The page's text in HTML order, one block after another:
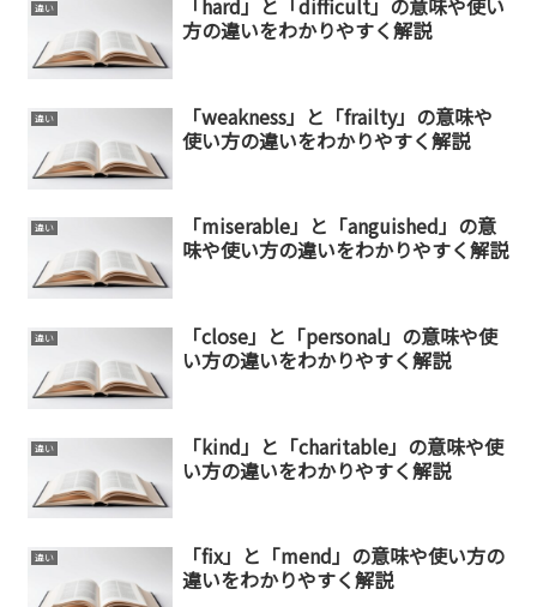
違い
「hard」と「difficult」の意味や使い
方の違いをわかりやすく解説
違い
「weakness」と「frailty」の意味や
使い方の違いをわかりやすく解説
違い
「miserable」と「anguished」の意
味や使い方の違いをわかりやすく解説
違い
「close」と「personal」の意味や使
い方の違いをわかりやすく解説
違い
「kind」と「charitable」の意味や使
い方の違いをわかりやすく解説
違い
「fix」と「mend」の意味や使い方の
違いをわかりやすく解説